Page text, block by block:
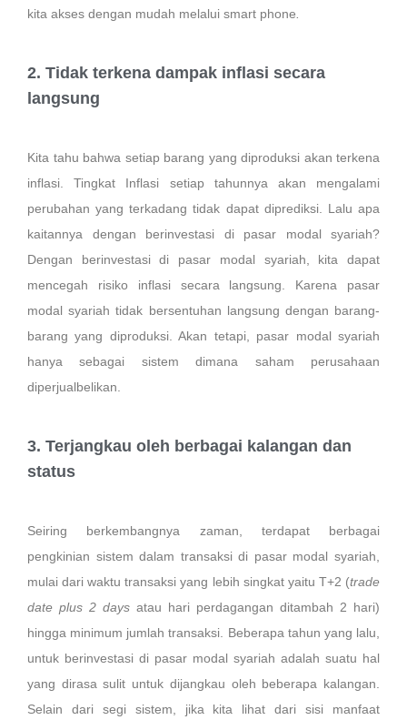
kita akses dengan mudah melalui smart phone
2. Tidak terkena dampak inflasi secara
langsung
Kita tahu bahwa setiap barang yang diproduksi akan terkena
inflasi. Tingkat Inflasi setiap tahunnya akan mengalami
perubahan yang terkadang tidak dapat diprediksi. Lalu apa
kaitannya dengan berinvestasi di pasar modal syariah?
Dengan berinvestasi di pasar modal syariah, kita dapat
mencegah risiko inflasi secara langsung. Karena pasar
modal syariah tidak bersentuhan langsung dengan barang-
barang yang diproduksi. Akan tetapi, pasar modal syariah
hanya sebagai sistem dimana saham perusahaan
diperjualbelikan.
3. Terjangkau oleh berbagai kalangan dan
status
Seiring berkembangnya zaman, terdapat berbagai
pengkinian sistem dalam transaksi di pasar modal syariah,
mulai dari waktu transaksi yang lebih singkat yaitu T+2 (trade
date plus 2 days atau hari perdagangan ditambah 2 hari)
hingga minimum jumlah transaksi. Beberapa tahun yang lalu,
untuk berinvestasi di pasar modal syariah adalah suatu hal
yang dirasa sulit untuk dijangkau oleh beberapa kalangan.
Selain dari segi sistem, jika kita lihat dari sisi manfaat